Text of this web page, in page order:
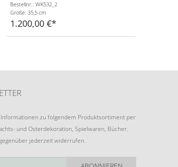
Bestellnr.: WK532_2
Größe: 35,5 cm
1.200,00 €
zu folgendem Produktsortiment per
und Osterdekoration, Spielwaren, Bücher.
jederzeit widerrufen.